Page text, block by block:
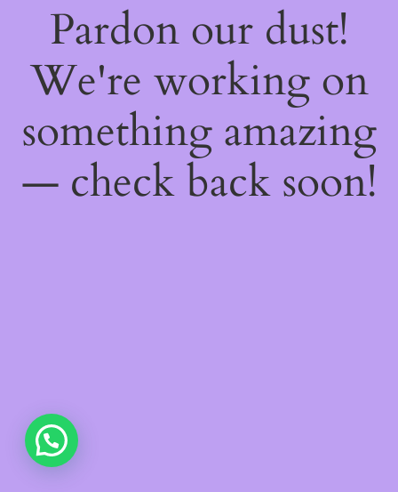
Pardon our dust!
We're working on
something amazing
— check back soon!